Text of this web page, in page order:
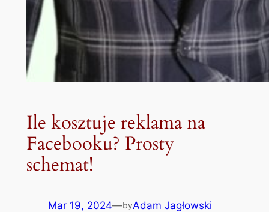
Ile kosztuje reklama na
Facebooku? Prosty
schemat!
Mar 19, 2024—byAdam Jagłowski